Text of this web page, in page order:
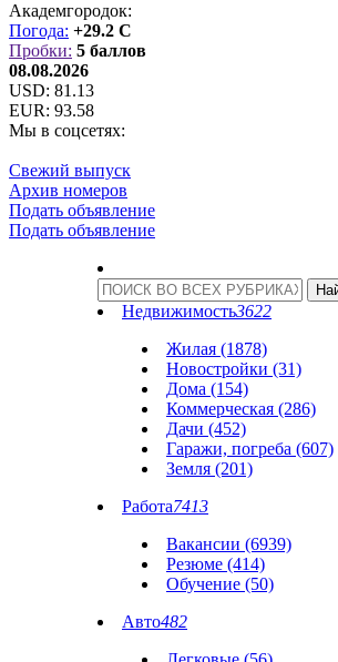
Академгородок:
Погода: +29.2 C
Пробки: 5 баллов
08.08.2026
USD: 81.13
EUR: 93.58
Мы в соцсетях:
Свежий выпуск
Архив номеров
Подать объявление
Подать объявление
Недвижимость3622
Жилая (1878)
Новостройки (31)
Дома (154)
Коммерческая (286)
Дачи (452)
Гаражи, погреба (607)
Земля (201)
Работа7413
Вакансии (6939)
Резюме (414)
Обучение (50)
Авто482